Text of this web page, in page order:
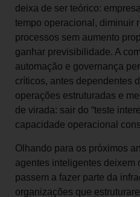
deixa de ser teórico:
tempo operacional, diminuir
processos sem aumento
ganhar previsibilidade. A
automação e governança
críticos, antes dependentes
operações estruturadas e
de virada: sair do “teste
capacidade operacional
Olhando para os próximos
agentes inteligentes deixem
passem a fazer parte da
organizações que